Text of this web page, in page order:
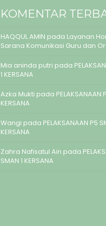
KOMENTAR
HAQQUL AMIN pada Layanan
Sarana Komunikasi Guru dan
Mia aninda putri pada
1 KERSANA
Azka Mukti pada PELAKSANAAN
KERSANA
Wangi pada PELAKSANAAN P5
KERSANA
Zahra Nafisatul Ain pada
SMAN 1 KERSANA